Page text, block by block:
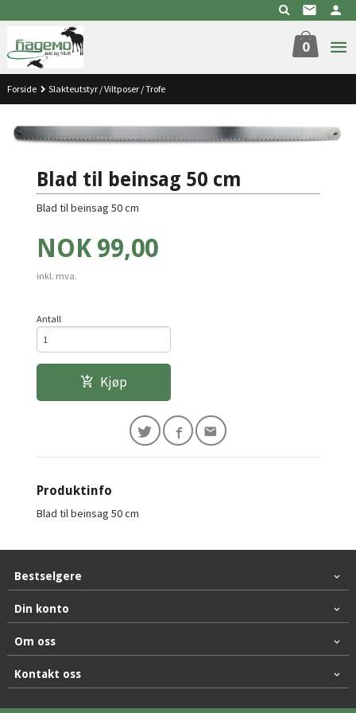
til
innholdet
0
Forside Slakteutstyr / Viltposer / Trofe
Blad til beinsag 50 cm
Blad til beinsag 50 cm
Pris
NOK 99,00
inkl. mva.
Antall
Kjøp
Produktinfo
Blad til beinsag 50 cm
Bestselgere
Din konto
Om oss
Kontakt oss